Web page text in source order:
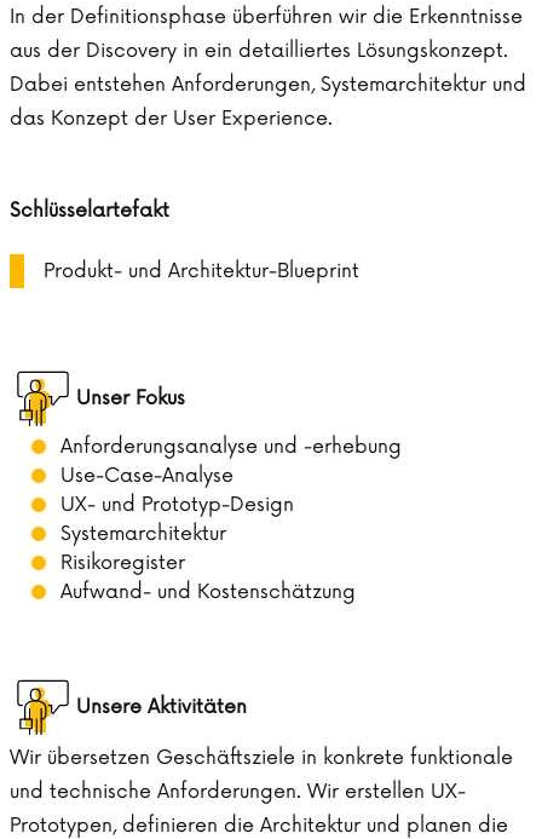
In der Definitionsphase überführen wir die Erkenntnisse
aus der Discovery in ein detailliertes Lösungskonzept.
Dabei entstehen Anforderungen, Systemarchitektur und
das Konzept der User Experience.
Schlüsselartefakt
Produkt- und Architektur-Blueprint
Unser Fokus
Anforderungsanalyse und -erhebung
Use-Case-Analyse
UX- und Prototyp-Design
Systemarchitektur
Risikoregister
Aufwand- und Kostenschätzung
Unsere Aktivitäten
Wir übersetzen Geschäftsziele in konkrete funktionale
und technische Anforderungen. Wir erstellen UX-
Prototypen, definieren die Architektur und planen die